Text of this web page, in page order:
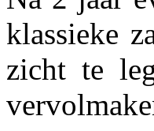
klassieke
zicht te